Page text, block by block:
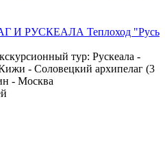
И РУСКЕАЛА Теплоход "Русь
тур: Рускеала -
- Соловецкий архипелаг (3
- Москва